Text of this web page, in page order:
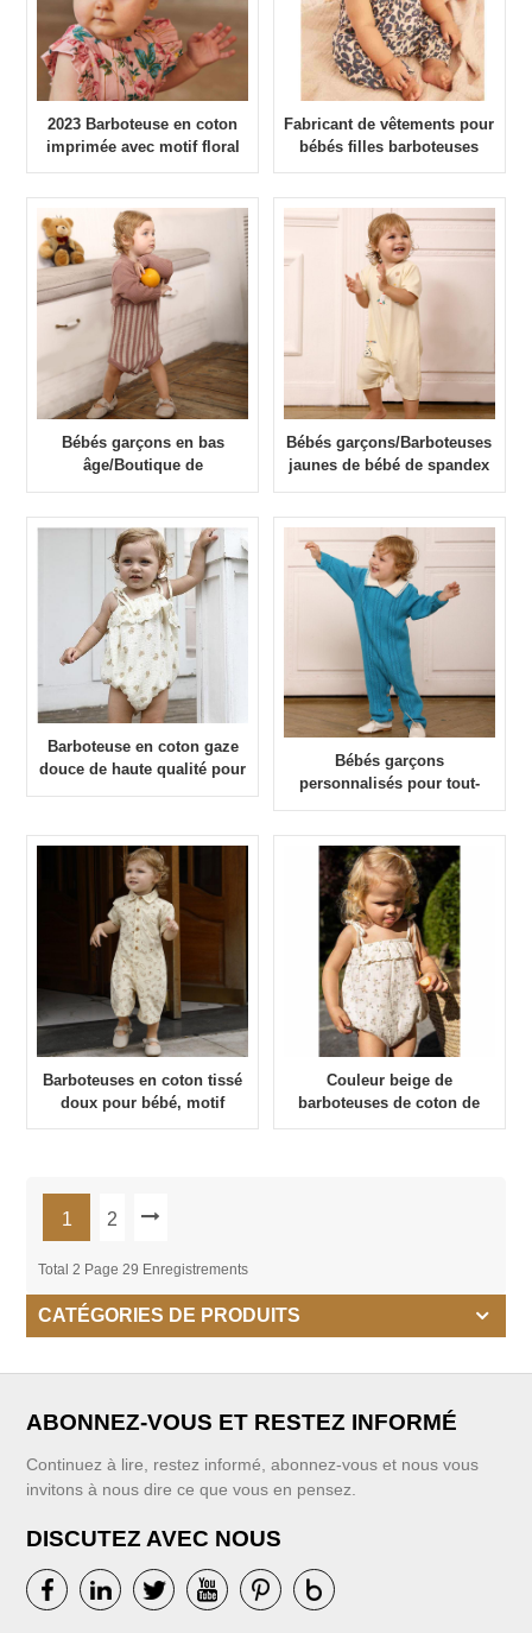
2023 Barboteuse en coton
imprimée avec motif floral
et logo personnalisé pour
Fabricant de vêtements pour
bébés filles barboteuses
imprimées léopard
Bébés garçons en bas
âge/Boutique de
Bébés garçons/Barboteuses
jaunes de bébé de spandex
Barboteuse en coton gaze
douce de haute qualité pour
Bébés garçons
personnalisés pour tout-
petits/Combinaison en tricot
Barboteuses en coton tissé
doux pour bébé, motif
imprimé personnalisé
Couleur beige de
barboteuses de coton de
filles de fabricant de
1 2
Total 2 Page 29 Enregistrements
CATÉGORIES DE PRODUITS
ABONNEZ-VOUS ET RESTEZ INFORMÉ
Continuez à lire, restez informé, abonnez-vous et nous vous
invitons à nous dire ce que vous en pensez.
DISCUTEZ AVEC NOUS